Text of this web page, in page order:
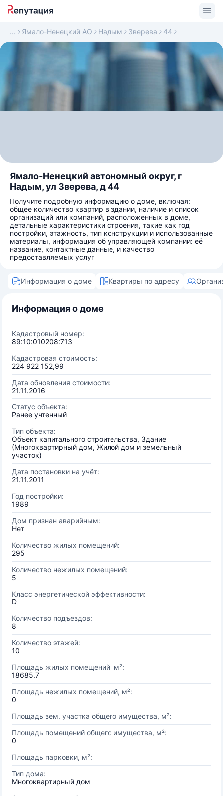
Ямало-Ненецкий АО Надым Зверева 44
Ямало-Ненецкий автономный округ, г
Надым, ул Зверева, д 44
Получите подробную информацию о доме, включая:
общее количество квартир в здании, наличие и список
организаций или компаний, расположенных в доме,
детальные характеристики строения, такие как год
постройки, этажность, тип конструкции и использованные
материалы, информация об управляющей компании: её
название, контактные данные, и качество
предоставляемых услуг
Информация о доме Квартиры по адресу
Информация о доме
Кадастровый номер:
89:10:010208:713
Кадастровая стоимость:
224 922 152,99
Дата обновления стоимости:
21.11.2016
Статус объекта:
Ранее учтенный
Тип объекта:
Объект капитального строительства, Здание
(Многоквартирный дом, Жилой дом и земельный
участок)
Дата постановки на учёт:
21.11.2011
Год постройки:
1989
Дом признан аварийным:
Нет
Количество жилых помещений:
295
Количество нежилых помещений:
5
Класс энергетической эффективности:
D
Количество подъездов:
8
Количество этажей:
10
Площадь жилых помещений, м²:
18685.7
Площадь нежилых помещений, м²:
0
Площадь зем. участка общего имущества, м²:
Площадь помещений общего имущества, м²:
0
Площадь парковки, м²:
Тип дома:
Многоквартирный дом